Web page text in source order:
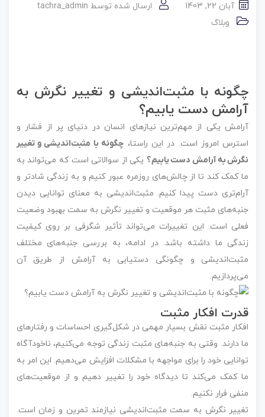
آبان 22, 1403 ارسال شده توسطtachra_admin
وبلاگ
چگونه با مثبت‌اندیشی و تغییر نگرش به
آرامش دست یابیم؟
آرامش یکی از مهم‌ترین نیازهای انسان در دنیای پر از فشار و
استرس امروز است. در این راستا،چگونه با مثبت‌اندیشی و تغییر
نگرش به آرامش دست یابیم؟یکی از سوالاتی است که می‌تواند به
ما کمک کند تا از چالش‌های روزمره عبور کنیم و به زندگی شادتر و
آرام‌تری دست پیدا کنیم. مثبت‌اندیشی به معنای توانایی دیدن
جنبه‌های مثبت هر موقعیت و تغییر نگرش به سمت بهبود وضعیت
فعلی است. این تغییرات می‌تواند تأثیر شگرفی بر روی کیفیت
زندگی ما داشته باشد. در ادامه، به بررسی جنبه‌های مختلف
مثبت‌اندیشی و چگونگی دستیابی به آرامش از طریق آن
می‌پردازیم.
قدرت افکار مثبت
افکار مثبت نقش بسیار مهمی در شکل‌گیری احساسات و رفتارهای
ما دارند. وقتی به جنبه‌های مثبت زندگی توجه می‌کنیم، ناخودآگاه
توانایی خود را برای مواجهه با مشکلات افزایش می‌دهیم. این امر به
ما کمک می‌کند تا دیدگاه خود را تغییر دهیم و از موقعیت‌های
منفی فرار نکنیم.
تغییر نگرش به سمت مثبت‌اندیشی نیازمند تمرین و زمان است.